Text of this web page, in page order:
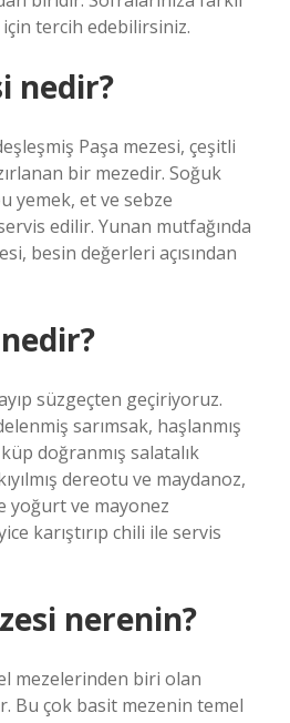
tercih edebilirsiniz.
nedir?
Paşa mezesi, çeşitli
bir mezedir. Soğuk
yemek, et ve sebze
edilir. Yunan mutfağında
besin değerleri açısından
süzgeçten geçiriyoruz.
sarımsak, haşlanmış
doğranmış salatalık
dereotu ve maydanoz,
yoğurt ve mayonez
karıştırıp chili ile servis
nerenin?
mezelerinden biri olan
Bu çok basit mezenin temel